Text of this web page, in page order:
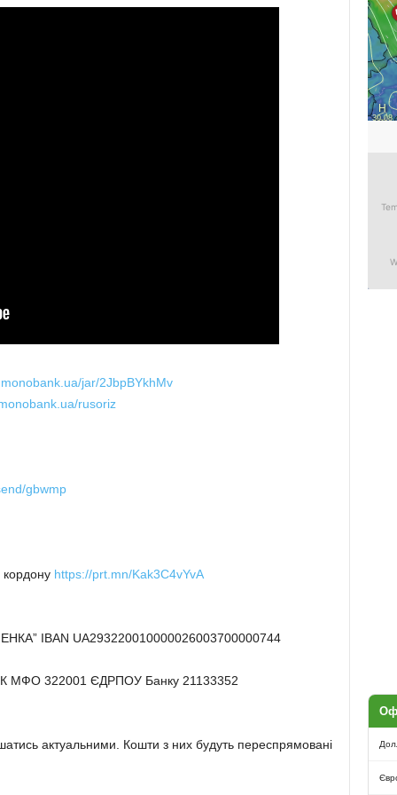
jar/2JbpBYkhMv
rusoriz
gbwmp
кордону https://prt.mn/Kak3C4vYvA
IBAN UA293220010000026003700000744
МФО 322001 ЄДРПОУ Банку 21133352
актуальними. Кошти з них будуть переспрямовані